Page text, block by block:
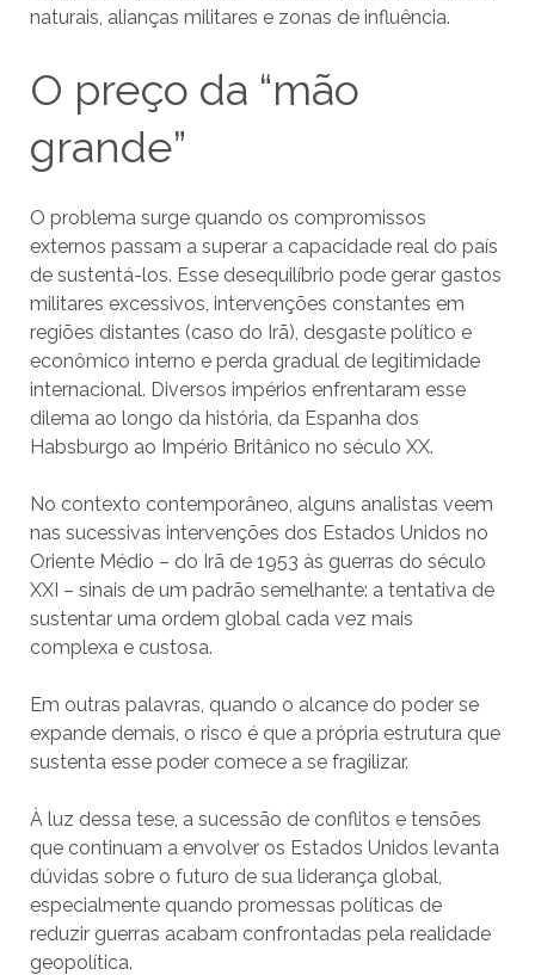
naturais, alianças militares e zonas de influência.
O preço da “mão
grande”
O problema surge quando os compromissos
externos passam a superar a capacidade real do país
de sustentá-los. Esse desequilíbrio pode gerar gastos
militares excessivos, intervenções constantes em
regiões distantes (caso do Irã), desgaste político e
econômico interno e perda gradual de legitimidade
internacional. Diversos impérios enfrentaram esse
dilema ao longo da história, da Espanha dos
Habsburgo ao Império Britânico no século XX.
No contexto contemporâneo, alguns analistas veem
nas sucessivas intervenções dos Estados Unidos no
Oriente Médio – do Irã de 1953 às guerras do século
XXI – sinais de um padrão semelhante: a tentativa de
sustentar uma ordem global cada vez mais
complexa e custosa.
Em outras palavras, quando o alcance do poder se
expande demais, o risco é que a própria estrutura que
sustenta esse poder comece a se fragilizar.
À luz dessa tese, a sucessão de conflitos e tensões
que continuam a envolver os Estados Unidos levanta
dúvidas sobre o futuro de sua liderança global,
especialmente quando promessas políticas de
reduzir guerras acabam confrontadas pela realidade
geopolítica.